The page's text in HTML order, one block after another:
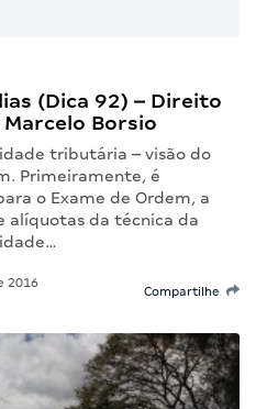
(Dica 92) – Direito
Borsio
tributária – visão do
Primeiramente, é
o Exame de Ordem, a
alíquotas da técnica da
2016
Compartilhe